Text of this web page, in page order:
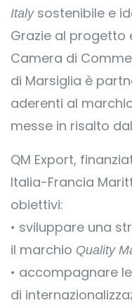
Italysostenibile e
Grazie al progetto
Camera di
di Marsiglia è
aderenti al
messe in risalto
QM Export,
Italia-Francia
obiettivi:
• sviluppare una
il marchio Quality
• accompagnare
di